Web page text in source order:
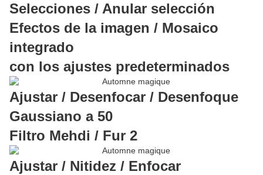
Selecciones / Anular selección
Efectos de la imagen / Mosaico
integrado
con los ajustes predeterminados
Ajustar / Desenfocar / Desenfoque
Gaussiano a 50
Filtro Mehdi / Fur 2
Ajustar / Nitidez / Enfocar